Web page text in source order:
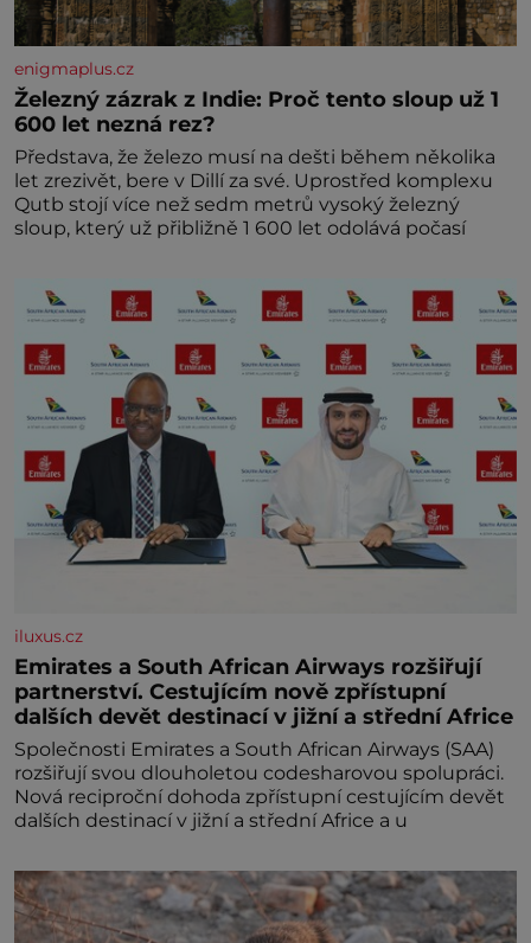
enigmaplus.cz
Železný zázrak z Indie: Proč tento sloup už 1
600 let nezná rez?
Představa, že železo musí na dešti během několika
let zrezivět, bere v Dillí za své. Uprostřed komplexu
Qutb stojí více než sedm metrů vysoký železný
sloup, který už přibližně 1 600 let odolává počasí
iluxus.cz
Emirates a South African Airways rozšiřují
partnerství. Cestujícím nově zpřístupní
dalších devět destinací v jižní a střední Africe
Společnosti Emirates a South African Airways (SAA)
rozšiřují svou dlouholetou codesharovou spolupráci.
Nová reciproční dohoda zpřístupní cestujícím devět
dalších destinací v jižní a střední Africe a u